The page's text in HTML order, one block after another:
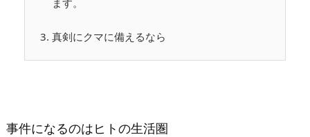
3. 真剣にクマに備えるなら
事件になるのはヒトの生活圏